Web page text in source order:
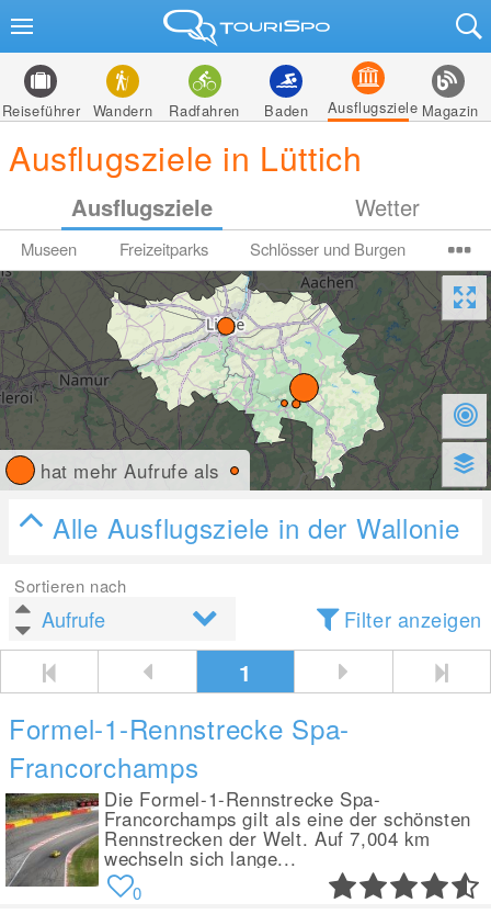
Reiseführer Wandern Radfahren Baden Ausflugsziele Magazin
Ausflugsziele in Lüttich
Ausflugsziele Wetter
Museen Freizeitparks Schlösser und Burgen
hat mehr Aufrufe als
Alle Ausflugsziele in der Wallonie
Sortieren nach
Filter anzeigen
1
Formel-1-Rennstrecke Spa-
Francorchamps
Die Formel-1-Rennstrecke Spa-
Francorchamps gilt als eine der schönsten
Rennstrecken der Welt. Auf 7,004 km
wechseln sich lange...
0